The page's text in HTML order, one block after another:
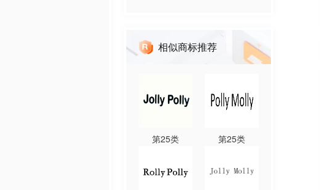
相似商标推荐
第25类 第25类